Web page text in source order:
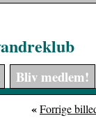
Bliv medlem!
«Forrige